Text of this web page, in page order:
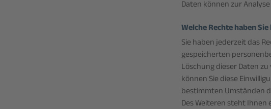
Daten können zur
Welche Rechte haben
Sie haben jederzeit das
gespeicherten
Löschung dieser Daten
können Sie diese
bestimmten Umständen
Des Weiteren steht